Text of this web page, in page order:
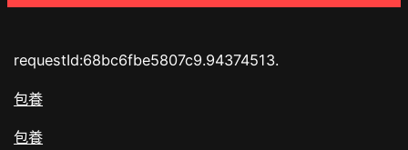
requestId:68bc6fbe5807c9.94374513.
包養
包養